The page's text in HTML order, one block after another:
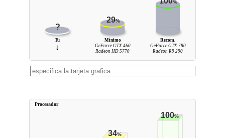
?
29%
%
Tu
↓
Mínimo
GeForce GTX 460
Radeon HD 5770
Recom.
GeForce GTX 780
Radeon R9 290
34%
100%
Procesador